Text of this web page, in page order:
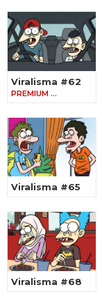
Viralisma #62
PREMIUM …
Viralisma #65
Viralisma #68